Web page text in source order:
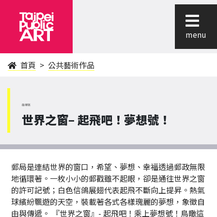
menu
首頁 公共藝術作品
南港區
世界之窗– 起飛吧！夢想號！
郵局是連結世界的窗口，希望、夢想、幸福透過郵政無限
地循環著。一枚小小的郵戳雖不起眼，卻是通往世界之窗
的許可記號；白色信鴿展翅代表起飛不斷向上提昇。熱氣
球繽紛飄遊的天空，裝載著各式各樣瑰麗的夢想，象徵自
由與傳遞。 『世界之窗』- 起飛吧！乘上夢想號！鳥瞰這